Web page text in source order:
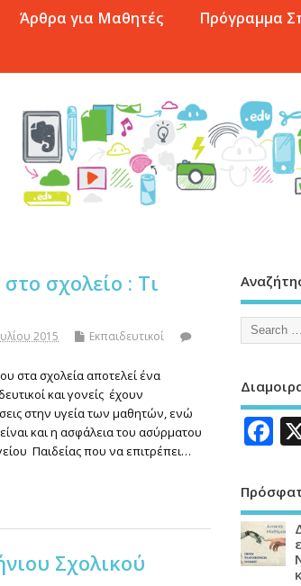
Άρθρα για Μαθητές Πρόγραμμα
σχολείο : Τι
2015
Εκπαιδευτικοί
στα σχολεία αποτελεί ένα
και γονείς έχουν
στην υγεία των μαθητών, ενώ
και η ασφάλεια του ασύρματου
Παιδείας που να επιτρέπει…
Σχολικού